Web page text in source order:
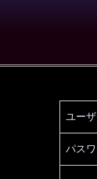
ユー
パス